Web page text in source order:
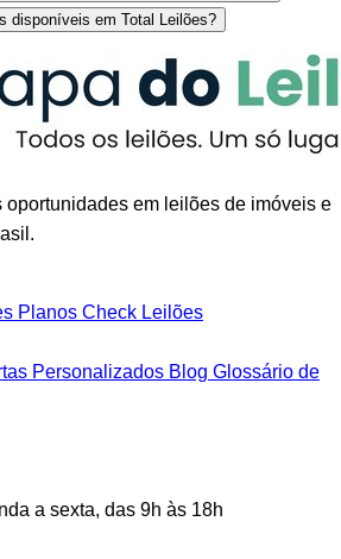
disponíveis em Total Leilões?
oportunidades em leilões de imóveis e
Planos Check Leilões
Personalizados Blog Glossário de
a sexta, das 9h às 18h